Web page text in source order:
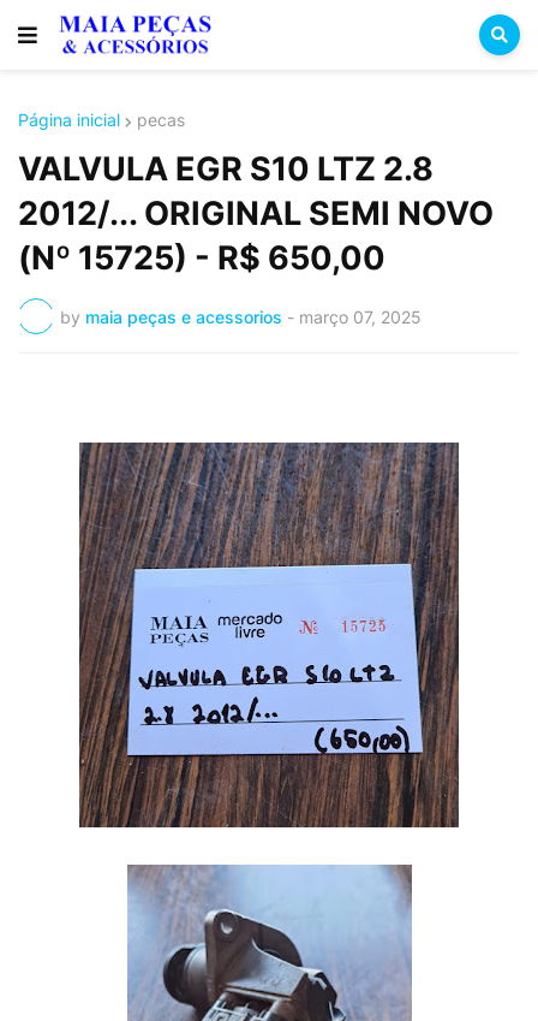
Página inicial pecas
VALVULA EGR S10 LTZ 2.8
2012/... ORIGINAL SEMI NOVO
(Nº 15725) - R$ 650,00
by maia peças e acessorios - março 07, 2025